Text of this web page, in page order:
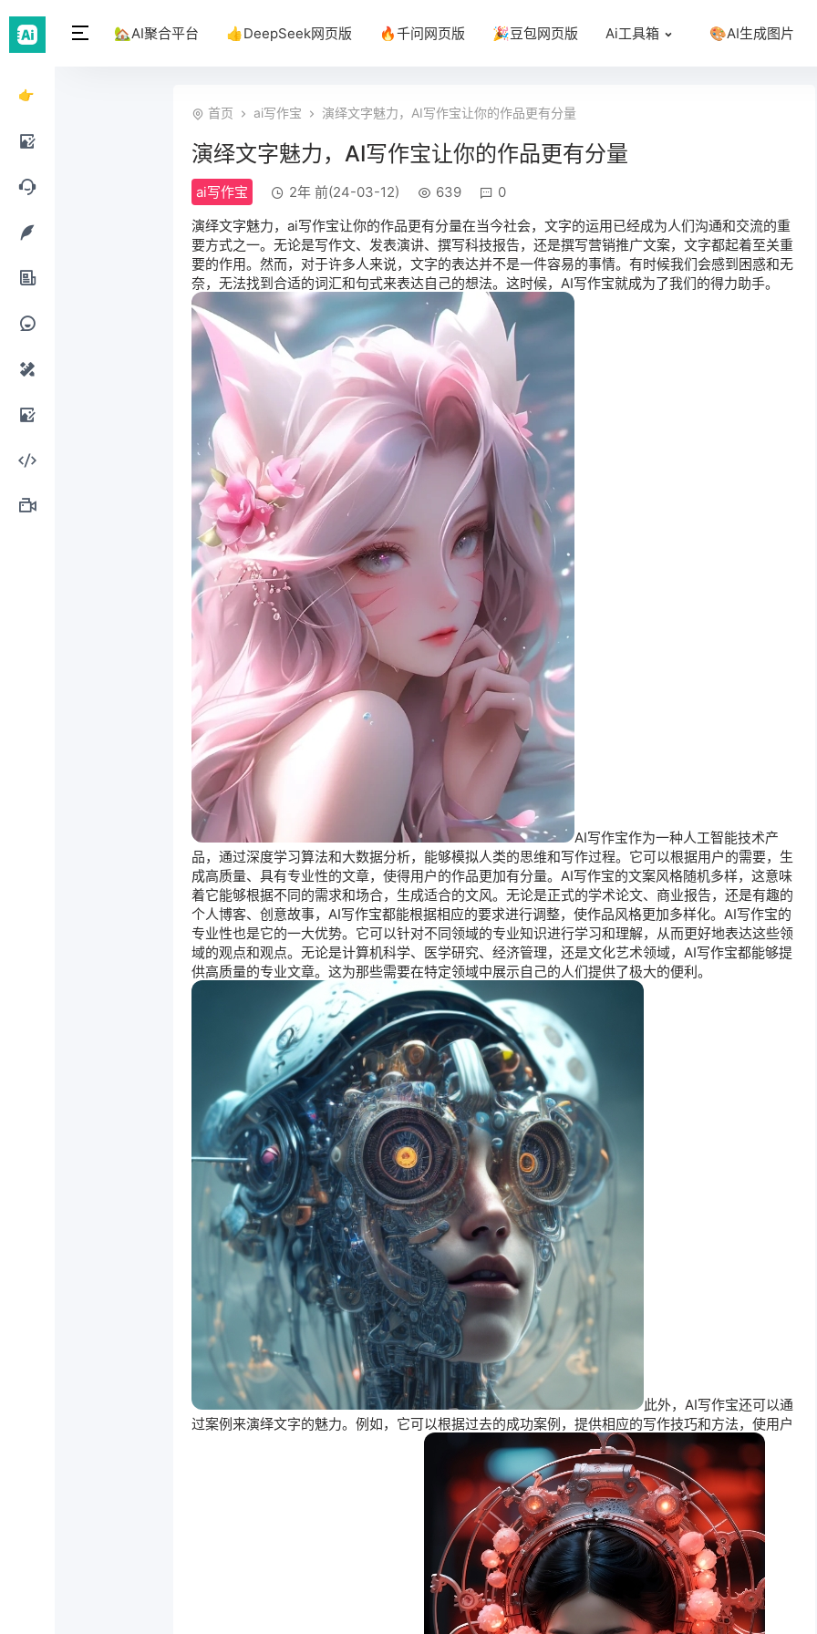
👉
DeepSeek
AI绘
AI聊
AI写
AI办
AI提
AI设
AI图
AI编
🏡AI聚合平台 👍DeepSeek网页版 🔥千问网页版 🎉豆包网页版 Ai工具箱 🎨AI生成图片
首页 ai写作宝 演绎文字魅力，AI写作宝让你的作品更有分量
演绎文字魅力，AI写作宝让你的作品更有分量
ai写作宝 2年 前(24-03-12) 639
0
演绎文字魅力， ai写作宝让你的作品更有分量在当今社会，文字的运用已经成为人们沟通和交流的重
要方式之一。无论是写作文、发表演讲、撰写科技报告，还是撰写营销推广文案，文字都起着至关重
要的作用。然而，对于许多人来说，文字的表达并不是一件容易的事情。有时候我们会感到困惑和无
奈，无法找到合适的词汇和句式来表达自己的想法。这时候，AI写作宝就成为了我们的得力助手。
AI写作宝作为一种人工智能技术产
品，通过深度学习算法和大数据分析，能够模拟人类的思维和写作过程。它可以根据用户的需要，生
成高质量、具有专业性的文章，使得用户的作品更加有分量。AI写作宝的文案风格随机多样，这意味
着它能够根据不同的需求和场合，生成适合的文风。无论是正式的学术论文、商业报告，还是有趣的
个人博客、创意故事，AI写作宝都能根据相应的要求进行调整，使作品风格更加多样化。AI写作宝的
专业性也是它的一大优势。它可以针对不同领域的专业知识进行学习和理解，从而更好地表达这些领
域的观点和观点。无论是计算机科学、医学研究、经济管理，还是文化艺术领域，AI写作宝都能够提
供高质量的专业文章。这为那些需要在特定领域中展示自己的人们提供了极大的便利。
此外，AI写作宝还可以通
过案例来演绎文字的魅力。例如，它可以根据过去的成功案例，提供相应的写作技巧和方法，使用户